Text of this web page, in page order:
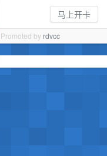
马上开卡
Promoted by rdvcc